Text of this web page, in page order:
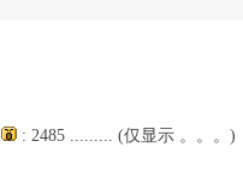
: 2485 ......... (仅显示 。。。)